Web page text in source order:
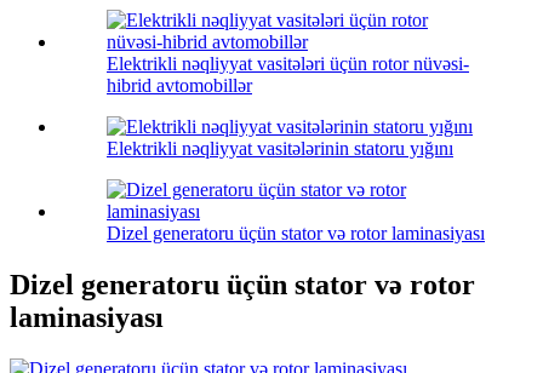
Elektrikli nəqliyyat vasitələri üçün rotor nüvəsi-
hibrid avtomobillər
Elektrikli nəqliyyat vasitələrinin statoru yığını
Dizel generatoru üçün stator və rotor laminasiyası
Dizel generatoru üçün stator və rotor
laminasiyası